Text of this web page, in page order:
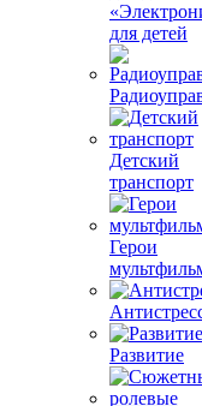
для детей
Детский
транспорт
Герои
Развитие